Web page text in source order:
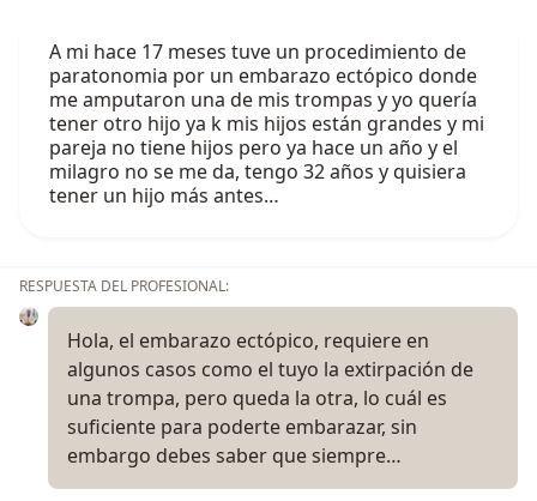
A mi hace 17 meses tuve un procedimiento de
paratonomia por un embarazo ectópico donde
me amputaron una de mis trompas y yo quería
tener otro hijo ya k mis hijos están grandes y mi
pareja no tiene hijos pero ya hace un año y el
milagro no se me da, tengo 32 años y quisiera
tener un hijo más antes…
RESPUESTA DEL PROFESIONAL:
Hola, el embarazo ectópico, requiere en
algunos casos como el tuyo la extirpación de
una trompa, pero queda la otra, lo cuál es
suficiente para poderte embarazar, sin
embargo debes saber que siempre…